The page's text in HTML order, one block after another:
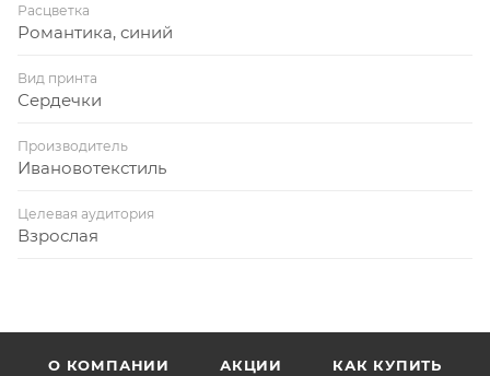
Расцветка
Романтика, синий
Вид принта
Сердечки
Производитель
Ивановотекстиль
Целевая аудитория
Взрослая
О КОМПАНИИ АКЦИИ КАК КУПИТЬ